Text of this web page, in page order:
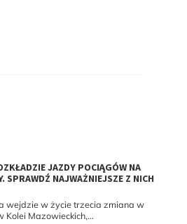
JAZDY POCIĄGÓW NA
SPRAWDŹ NAJWAŻNIEJSZE Z NICH
wejdzie w życie trzecia zmiana w
Mazowieckich,...